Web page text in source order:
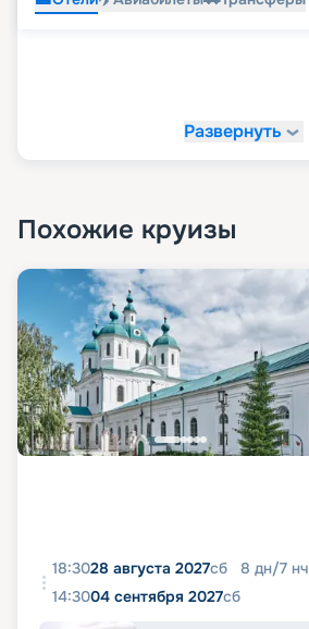
Развернуть
Похожие круизы
18:3028 августа 2027сб 8 дн/7 нч
14:3004 сентября 2027сб